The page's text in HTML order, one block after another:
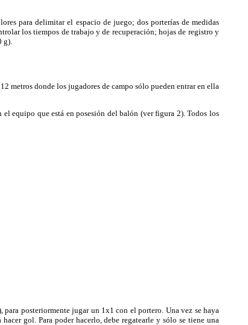
para delimitar el espacio de juego; dos porterías de medidas
los tiempos de trabajo y de recuperación; hojas de registro y
g).
metros donde los jugadores de campo sólo pueden entrar en ella
equipo que está en posesión del balón (ver figura 2). Todos los
posteriormente jugar un 1x1 con el portero. Una vez se haya
gol. Para poder hacerlo, debe regatearle y sólo se tiene una